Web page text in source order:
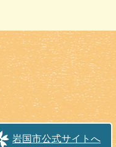
岩国市公式サイトへ